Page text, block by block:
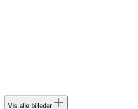
Vis alle billeder